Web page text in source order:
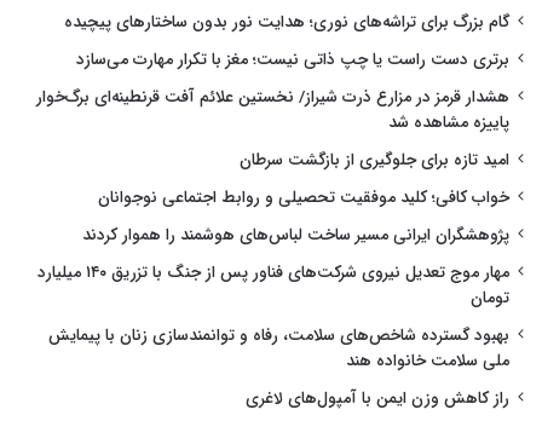
گام بزرگ برای تراشه‌های نوری؛ هدایت نور بدون ساختارهای پیچیده
برتری دست راست یا چپ ذاتی نیست؛ مغز با تکرار مهارت می‌سازد
هشدار قرمز در مزارع ذرت شیراز/ نخستین علائم آفت قرنطینه‌ای برگ‌خوار
پاییزه مشاهده شد
امید تازه برای جلوگیری از بازگشت سرطان
خواب کافی؛ کلید موفقیت تحصیلی و روابط اجتماعی نوجوانان
پژوهشگران ایرانی مسیر ساخت لباس‌های هوشمند را هموار کردند
مهار موج تعدیل نیروی شرکت‌های فناور پس از جنگ با تزریق ۱۴۰ میلیارد
تومان
بهبود گسترده شاخص‌های سلامت، رفاه و توانمندسازی زنان با پیمایش
ملی سلامت خانواده هند
راز کاهش وزن ایمن با آمپول‌های لاغری